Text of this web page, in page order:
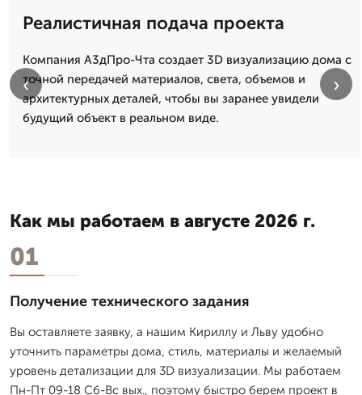
Реалистичная подача проекта
Компания А3дПро-Чта создает 3D визуализацию дома с
точной передачей материалов, света, объемов и
архитектурных деталей, чтобы вы заранее увидели
будущий объект в реальном виде.
‹ ›
Как мы работаем в августе 2026 г.
01
Получение технического задания
Вы оставляете заявку, а нашим Кириллу и Льву удобно
уточнить параметры дома, стиль, материалы и желаемый
уровень детализации для 3D визуализации. Мы работаем
Пн-Пт 09-18 Сб-Вс вых., поэтому быстро берем проект в